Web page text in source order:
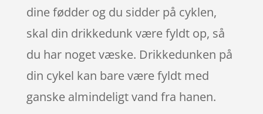
dine fødder og du sidder på cyklen,
skal din drikkedunk være fyldt op, så
du har noget væske. Drikkedunken på
din cykel kan bare være fyldt med
ganske almindeligt vand fra hanen.